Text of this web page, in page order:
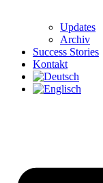
Updates
Archiv
Success Stories
Kontakt